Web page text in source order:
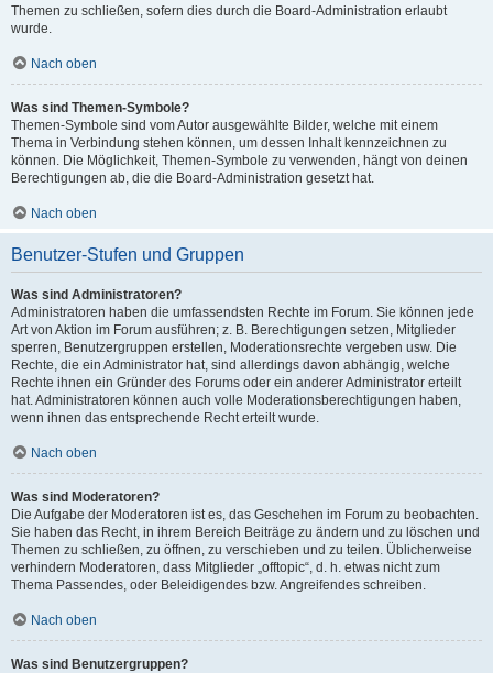
Themen zu schließen, sofern dies durch die Board-Administration erlaubt
wurde.
Nach oben
Was sind Themen-Symbole?
Themen-Symbole sind vom Autor ausgewählte Bilder, welche mit einem
Thema in Verbindung stehen können, um dessen Inhalt kennzeichnen zu
können. Die Möglichkeit, Themen-Symbole zu verwenden, hängt von deinen
Berechtigungen ab, die die Board-Administration gesetzt hat.
Nach oben
Benutzer-Stufen und Gruppen
Was sind Administratoren?
Administratoren haben die umfassendsten Rechte im Forum. Sie können jede
Art von Aktion im Forum ausführen; z. B. Berechtigungen setzen, Mitglieder
sperren, Benutzergruppen erstellen, Moderationsrechte vergeben usw. Die
Rechte, die ein Administrator hat, sind allerdings davon abhängig, welche
Rechte ihnen ein Gründer des Forums oder ein anderer Administrator erteilt
hat. Administratoren können auch volle Moderationsberechtigungen haben,
wenn ihnen das entsprechende Recht erteilt wurde.
Nach oben
Was sind Moderatoren?
Die Aufgabe der Moderatoren ist es, das Geschehen im Forum zu beobachten.
Sie haben das Recht, in ihrem Bereich Beiträge zu ändern und zu löschen und
Themen zu schließen, zu öffnen, zu verschieben und zu teilen. Üblicherweise
verhindern Moderatoren, dass Mitglieder „offtopic“, d. h. etwas nicht zum
Thema Passendes, oder Beleidigendes bzw. Angreifendes schreiben.
Nach oben
Was sind Benutzergruppen?